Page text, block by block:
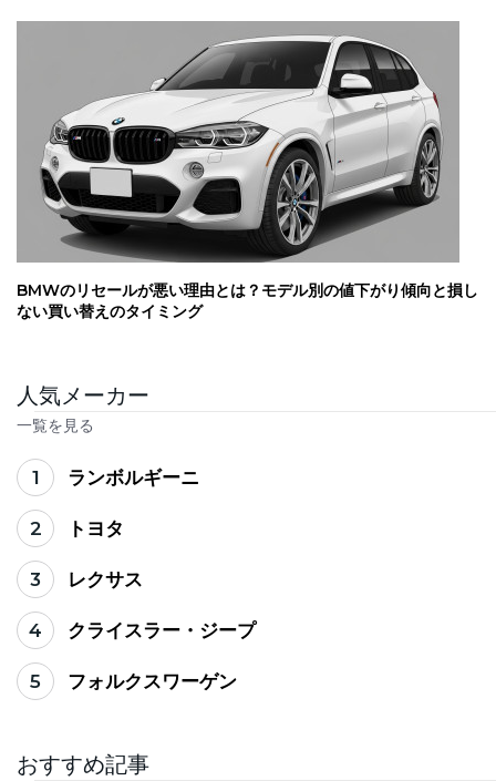
BMWのリセールが悪い理由とは？モデル別の値下がり傾向と損し
ない買い替えのタイミング
人気メーカー
一覧を見る
1 ランボルギーニ
2 トヨタ
3 レクサス
4 クライスラー・ジープ
5 フォルクスワーゲン
おすすめ記事